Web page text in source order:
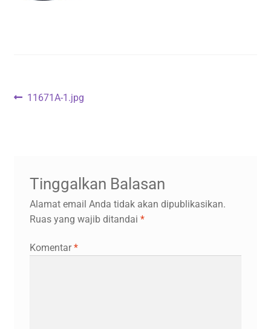
Navigasi
Previous
11671A-1.jpg
Tinggalkan Balasan
Alamat email Anda tidak akan dipublikasikan.
Ruas yang wajib ditandai *
Komentar*